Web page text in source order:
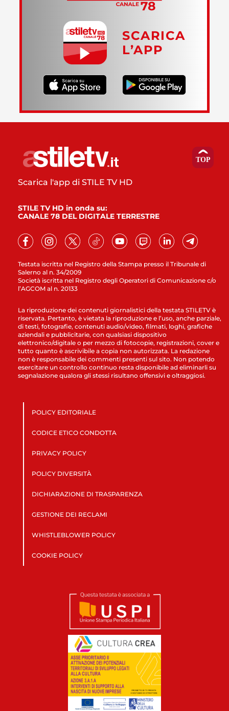
SCARICA
L’APP
Testata iscritta nel Registro della Stampa presso il Tribunale di
Salerno al n. 34/2009
Società iscritta nel Registro degli Operatori di Comunicazione c/o
l’AGCOM al n. 20133
Scarica l'app di STILE TV HD
STILE TV HD in onda su:
CANALE 78 DEL DIGITALE TERRESTRE
La riproduzione dei contenuti giornalistici della testata STILETV è
riservata. Pertanto, è vietata la riproduzione e l’uso, anche parziale,
di testi, fotografie, contenuti audio/video, filmati, loghi, grafiche
aziendali e pubblicitarie, con qualsiasi dispositivo
elettronico/digitale o per mezzo di fotocopie, registrazioni, cover e
tutto quanto è ascrivibile a copia non autorizzata. La redazione
non è responsabile dei commenti presenti sul sito. Non potendo
esercitare un controllo continuo resta disponibile ad eliminarli su
segnalazione qualora gli stessi risultano offensivi e oltraggiosi.
POLICY EDITORIALE
CODICE ETICO CONDOTTA
PRIVACY POLICY
POLICY DIVERSITÀ
DICHIARAZIONE DI TRASPARENZA
GESTIONE DEI RECLAMI
WHISTLEBLOWER POLICY
COOKIE POLICY